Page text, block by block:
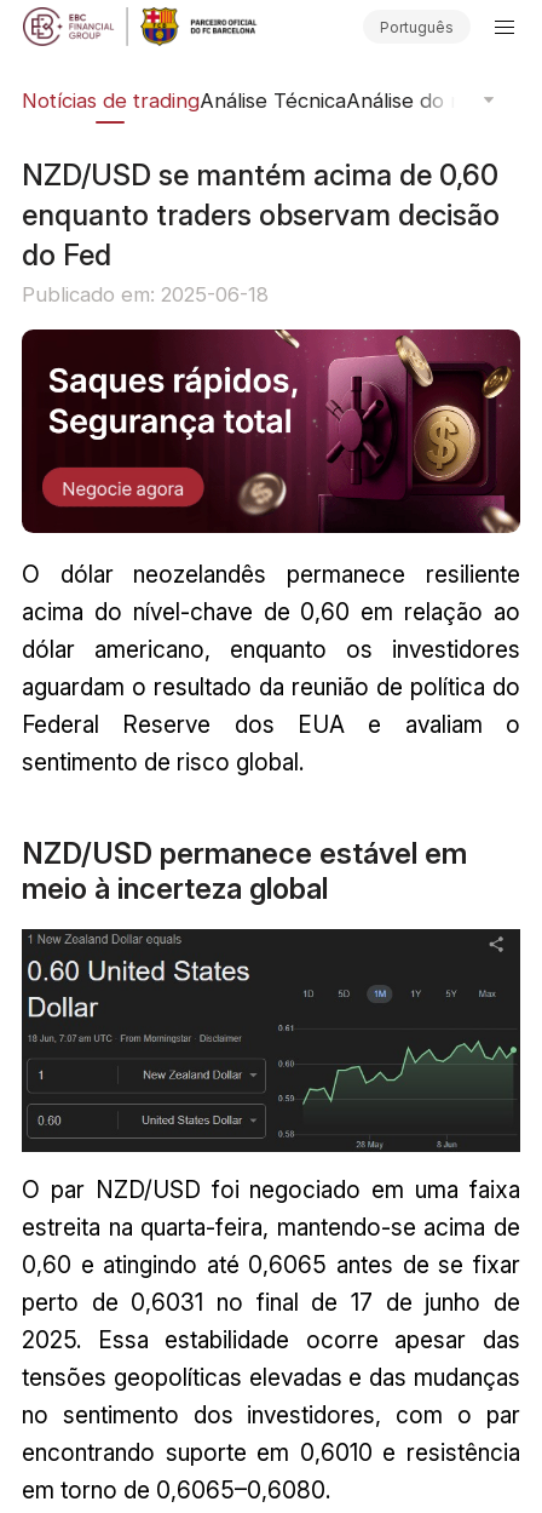
Português
Notícias de tradingAnálise TécnicaAnálise do mercado
NZD/USD se mantém acima de 0,60
enquanto traders observam decisão
do Fed
Publicado em: 2025-06-18
O dólar neozelandês permanece resiliente
acima do nível-chave de 0,60 em relação ao
dólar americano, enquanto os investidores
aguardam o resultado da reunião de política do
Federal Reserve dos EUA e avaliam o
sentimento de risco global.
NZD/USD permanece estável em
meio à incerteza global
O par NZD/USD foi negociado em uma faixa
estreita na quarta-feira, mantendo-se acima de
0,60 e atingindo até 0,6065 antes de se fixar
perto de 0,6031 no final de 17 de junho de
2025. Essa estabilidade ocorre apesar das
tensões geopolíticas elevadas e das mudanças
no sentimento dos investidores, com o par
encontrando suporte em 0,6010 e resistência
em torno de 0,6065–0,6080.